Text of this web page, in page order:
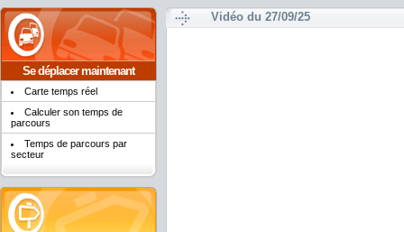
Se déplacer maintenant
Carte temps réel
Calculer son temps de
parcours
Temps de parcours par
secteur
Vidéo du 27/09/25